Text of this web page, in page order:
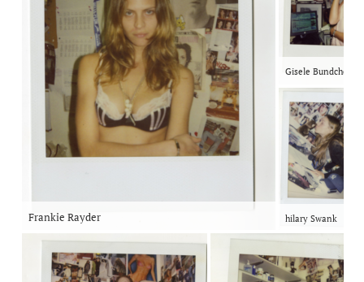
Frankie Rayder
Gisele Bundchen
hilary Swank